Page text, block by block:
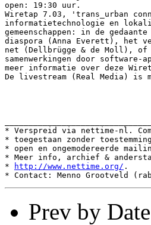
open: 19:30 uur.
Wiretap 7.03, 'trans_urban
informatietechnologie en
gemeenschappen: in de
diaspora (Anna Everett), het
net (Dellbrügge & de Moll),
samenwerkingen door
meer informatie over deze
De livestream (Real Media) is
* Verspreid via nettime-nl.
* toegestaan zonder
* open en ongemodereerde
* Meer info, archief &
*
http://www.nettime.org/ .
Prev by